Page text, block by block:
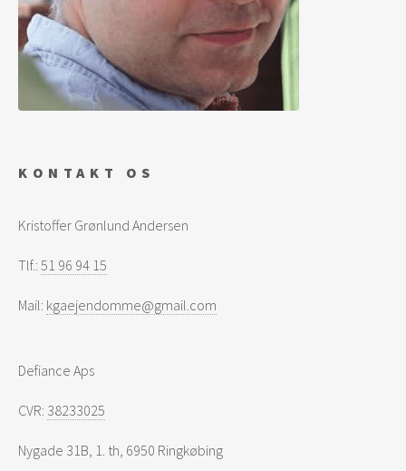
KONTAKT OS
Kristoffer Grønlund Andersen
Tlf.: 51 96 94 15
Mail: kgaejendomme@gmail.com
Defiance Aps
CVR: 38233025
Nygade 31B, 1. th, 6950 Ringkøbing